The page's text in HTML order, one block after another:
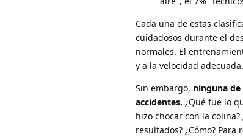
Cada una de estas
cuidadosos durante el
normales. El
y a la velocidad
Sin embargo, ninguna
accidentes. ¿Qué fue lo
hizo chocar con la
resultados? ¿Cómo?